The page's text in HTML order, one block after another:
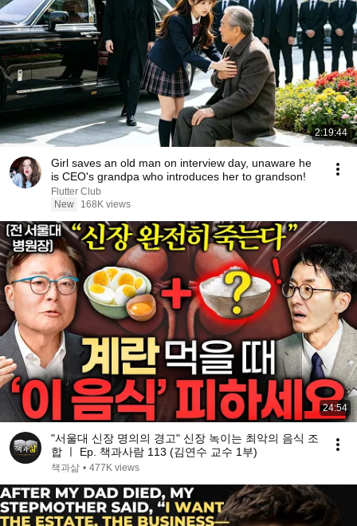
2:19:44
Girl saves an old man on interview day, unaware he
is CEO's grandpa who introduces her to grandson!
Flutter Club
New
168K views
24:54
"서울대 신장 명의의 경고" 신장 녹이는 최악의 음식 조
합 ㅣ Ep. 책과사람 113 (김연수 교수 1부)
책과삶 • 477K views